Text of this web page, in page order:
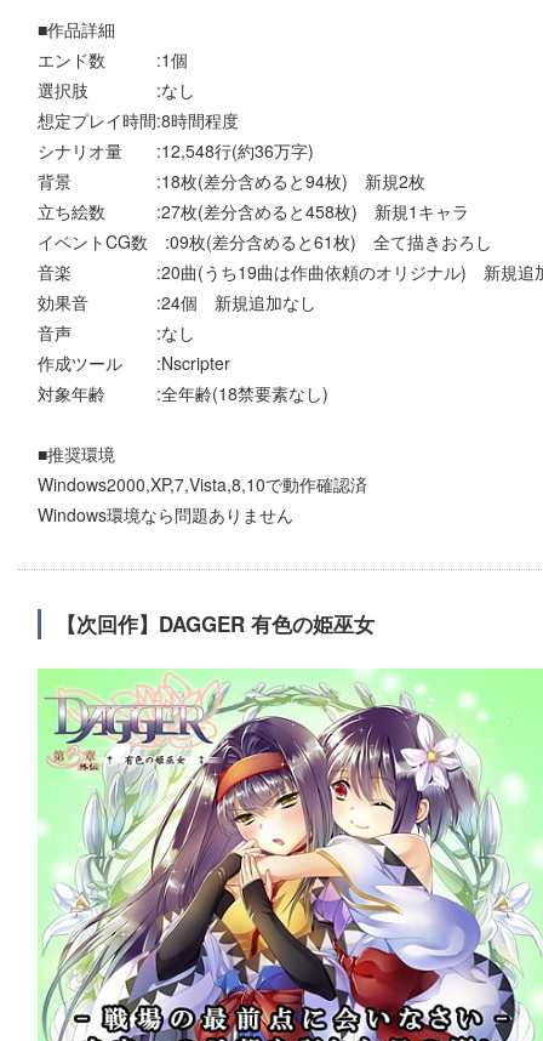
■作品詳細
エンド数 :1個
選択肢 :なし
想定プレイ時間:8時間程度
シナリオ量 :12,548行(約36万字)
背景 :18枚(差分含めると94枚) 新規2枚
立ち絵数 :27枚(差分含めると458枚) 新規1キャラ
イベントCG数 :09枚(差分含めると61枚) 全て描きおろし
音楽 :20曲(うち19曲は作曲依頼のオリジナル) 新規追
効果音 :24個 新規追加なし
音声 :なし
作成ツール :Nscripter
対象年齢 :全年齢(18禁要素なし)
■推奨環境
Windows2000,XP,7,Vista,8,10で動作確認済
Windows環境なら問題ありません
【次回作】DAGGER 有色の姫巫女